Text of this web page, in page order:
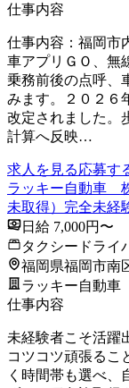
仕事内容
仕事内容：福岡
車アプリＧＯ、無
乗務前後の点呼、
みます。２０２６
改定されました。
計算へ反映…
求人を見る応募す
ラッキー自動車
未取得）完全未経
日給 7,000円〜
タクシードライ
福岡県福岡市南
ラッキー自動
仕事内容
未経験者こそ活躍
コツコツ頑張るこ
く時間帯も選べ